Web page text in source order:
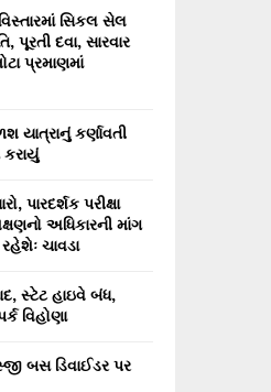
સિકલ સેલ
પૂરતી દવા, સારવાર
પ્રમાણમાં
યાત્રાનું કર્ણાવતી
કરાયું
પારદર્શક પરીક્ષા
અધિકારની માંગ
ચાવડા
સ્ટેટ હાઇવે બંધ,
વિહોણા
બસ ડિવાઈડર પર